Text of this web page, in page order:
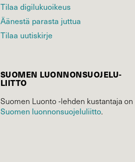
Tilaa digilukuoikeus
Äänestä parasta juttua
Tilaa uutiskirje
SUOMEN LUONNON­SUOJELU­
LIITTO
Suomen Luonto -lehden kustantaja on
Suomen luonnonsuojelu­liitto.